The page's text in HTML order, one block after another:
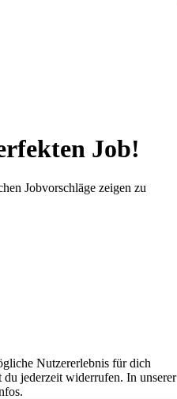
Job!
Jobvorschläge zeigen zu
Nutzererlebnis für dich
jederzeit widerrufen. In unserer